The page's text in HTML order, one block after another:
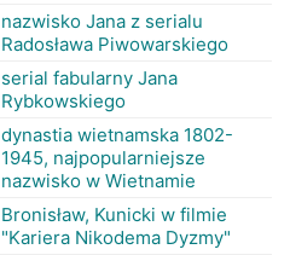
nazwisko Jana z serialu
Radosława Piwowarskiego
serial fabularny Jana
Rybkowskiego
dynastia wietnamska 1802-
1945, najpopularniejsze
nazwisko w Wietnamie
Bronisław, Kunicki w filmie
"Kariera Nikodema Dyzmy"